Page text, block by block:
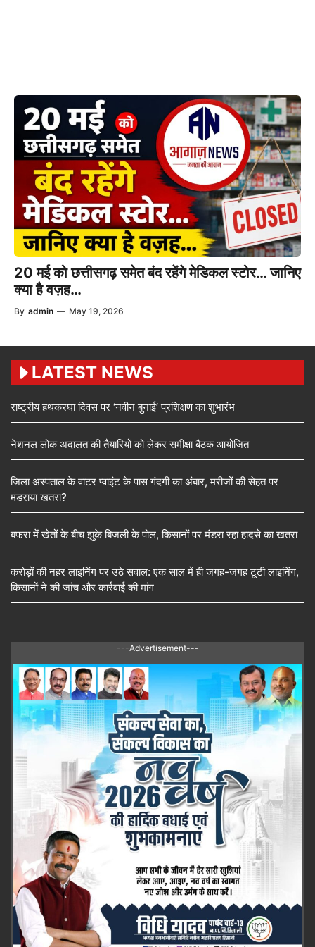
20 मई को छत्तीसगढ़ समेत बंद रहेंगे मेडिकल स्टोर… जानिए
क्या है वज़ह…
By admin — May 19, 2026
LATEST NEWS
राष्ट्रीय हथकरघा दिवस पर ‘नवीन बुनाई’ प्रशिक्षण का शुभारंभ
नेशनल लोक अदालत की तैयारियों को लेकर समीक्षा बैठक आयोजित
जिला अस्पताल के वाटर प्वाइंट के पास गंदगी का अंबार, मरीजों की सेहत पर
मंडराया खतरा?
बफरा में खेतों के बीच झुके बिजली के पोल, किसानों पर मंडरा रहा हादसे का खतरा
करोड़ों की नहर लाइनिंग पर उठे सवाल: एक साल में ही जगह-जगह टूटी लाइनिंग,
किसानों ने की जांच और कार्रवाई की मांग
---Advertisement---